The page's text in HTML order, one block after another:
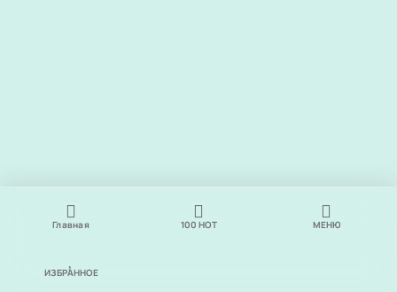
Главная 100 НОТ МЕНЮ
ИЗБРАННОЕ